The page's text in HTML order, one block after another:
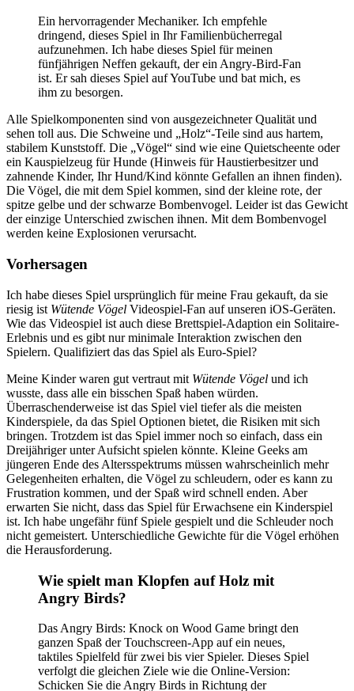
Ein hervorragender Mechaniker. Ich empfehle
dringend, dieses Spiel in Ihr Familienbücherregal
aufzunehmen. Ich habe dieses Spiel für meinen
fünfjährigen Neffen gekauft, der ein Angry-Bird-Fan
ist. Er sah dieses Spiel auf YouTube und bat mich, es
ihm zu besorgen.
Alle Spielkomponenten sind von ausgezeichneter Qualität und
sehen toll aus. Die Schweine und „Holz“-Teile sind aus hartem,
stabilem Kunststoff. Die „Vögel“ sind wie eine Quietscheente oder
ein Kauspielzeug für Hunde (Hinweis für Haustierbesitzer und
zahnende Kinder, Ihr Hund/Kind könnte Gefallen an ihnen finden).
Die Vögel, die mit dem Spiel kommen, sind der kleine rote, der
spitze gelbe und der schwarze Bombenvogel. Leider ist das Gewicht
der einzige Unterschied zwischen ihnen. Mit dem Bombenvogel
werden keine Explosionen verursacht.
Vorhersagen
Ich habe dieses Spiel ursprünglich für meine Frau gekauft, da sie
riesig ist Wütende Vögel Videospiel-Fan auf unseren iOS-Geräten.
Wie das Videospiel ist auch diese Brettspiel-Adaption ein Solitaire-
Erlebnis und es gibt nur minimale Interaktion zwischen den
Spielern. Qualifiziert das das Spiel als Euro-Spiel?
Meine Kinder waren gut vertraut mit Wütende Vögel und ich
wusste, dass alle ein bisschen Spaß haben würden.
Überraschenderweise ist das Spiel viel tiefer als die meisten
Kinderspiele, da das Spiel Optionen bietet, die Risiken mit sich
bringen. Trotzdem ist das Spiel immer noch so einfach, dass ein
Dreijähriger unter Aufsicht spielen könnte. Kleine Geeks am
jüngeren Ende des Altersspektrums müssen wahrscheinlich mehr
Gelegenheiten erhalten, die Vögel zu schleudern, oder es kann zu
Frustration kommen, und der Spaß wird schnell enden. Aber
erwarten Sie nicht, dass das Spiel für Erwachsene ein Kinderspiel
ist. Ich habe ungefähr fünf Spiele gespielt und die Schleuder noch
nicht gemeistert. Unterschiedliche Gewichte für die Vögel erhöhen
die Herausforderung.
Wie spielt man Klopfen auf Holz mit
Angry Birds?
Das Angry Birds: Knock on Wood Game bringt den
ganzen Spaß der Touchscreen-App auf ein neues,
taktiles Spielfeld für zwei bis vier Spieler. Dieses Spiel
verfolgt die gleichen Ziele wie die Online-Version:
Schicken Sie die Angry Birds in Richtung der